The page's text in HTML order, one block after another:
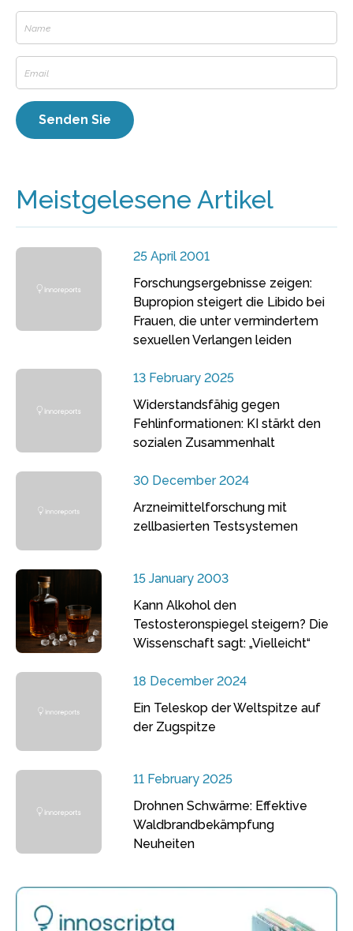
Meistgelesene Artikel
25 April 2001
Forschungsergebnisse zeigen:
Bupropion steigert die Libido bei
Frauen, die unter vermindertem
sexuellen Verlangen leiden
13 February 2025
Widerstandsfähig gegen
Fehlinformationen: KI stärkt den
sozialen Zusammenhalt
30 December 2024
Arzneimittelforschung mit
zellbasierten Testsystemen
15 January 2003
Kann Alkohol den
Testosteronspiegel steigern? Die
Wissenschaft sagt: „Vielleicht“
18 December 2024
Ein Teleskop der Weltspitze auf
der Zugspitze
11 February 2025
Drohnen Schwärme: Effektive
Waldbrandbekämpfung
Neuheiten